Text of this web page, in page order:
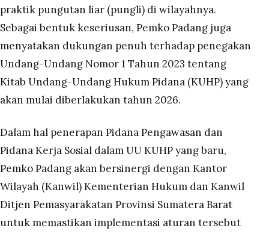
praktik pungutan liar (pungli) di wilayahnya.
Sebagai bentuk keseriusan, Pemko Padang juga
menyatakan dukungan penuh terhadap penegakan
Undang-Undang Nomor 1 Tahun 2023 tentang
Kitab Undang-Undang Hukum Pidana (KUHP) yang
akan mulai diberlakukan tahun 2026.
Dalam hal penerapan Pidana Pengawasan dan
Pidana Kerja Sosial dalam UU KUHP yang baru,
Pemko Padang akan bersinergi dengan Kantor
Wilayah (Kanwil) Kementerian Hukum dan Kanwil
Ditjen Pemasyarakatan Provinsi Sumatera Barat
untuk memastikan implementasi aturan tersebut